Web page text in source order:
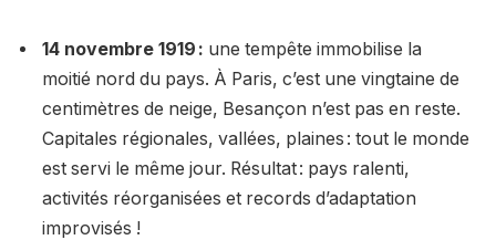
14 novembre 1919 : une tempête immobilise la
moitié nord du pays. À Paris, c’est une vingtaine de
centimètres de neige, Besançon n’est pas en reste.
Capitales régionales, vallées, plaines : tout le monde
est servi le même jour. Résultat : pays ralenti,
activités réorganisées et records d’adaptation
improvisés !